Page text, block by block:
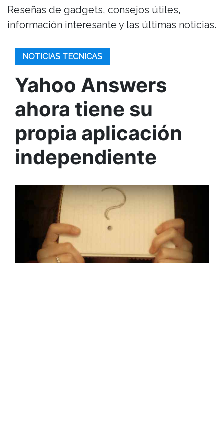
Reseñas de gadgets, consejos útiles,
información interesante y las últimas noticias.
NOTICIAS TECNICAS
Yahoo Answers
ahora tiene su
propia aplicación
independiente